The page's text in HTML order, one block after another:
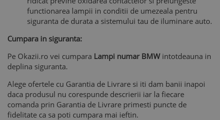
functionarea lampii in conditii de umezeala pentru
siguranta de durata a sistemului tau de iluminare auto.
Cumpara in siguranta:
Pe Okazii.ro vei cumpara Lampi numar BMW intotdeauna in
deplina siguranta.
Alege ofertele cu Garantia de Livrare si iti dam banii inapoi
daca produsul nu corespunde descrierii iar la fiecare
comanda prin Garantia de Livrare primesti puncte de
fidelitate ca sa poti cumpara mai ieftin.